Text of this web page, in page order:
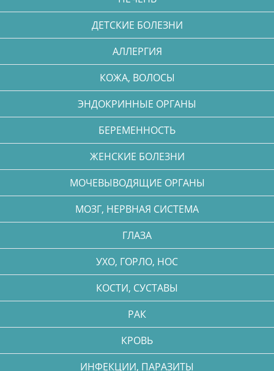
ДЕТСКИЕ БОЛЕЗНИ
АЛЛЕРГИЯ
КОЖА, ВОЛОСЫ
ЭНДОКРИННЫЕ ОРГАНЫ
БЕРЕМЕННОСТЬ
ЖЕНСКИЕ БОЛЕЗНИ
МОЧЕВЫВОДЯЩИЕ ОРГАНЫ
МОЗГ, НЕРВНАЯ СИСТЕМА
ГЛАЗА
УХО, ГОРЛО, НОС
КОСТИ, СУСТАВЫ
РАК
КРОВЬ
ИНФЕКЦИИ, ПАРАЗИТЫ